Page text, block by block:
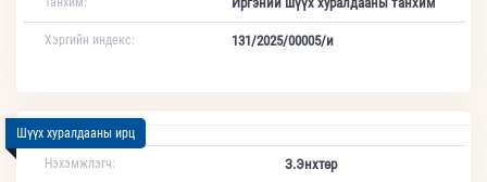
Хэргийн индекс: 131/2025/00005/и
Шүүх хуралдааны ирц
Нэхэмжлэгч:
З.Энхтөр